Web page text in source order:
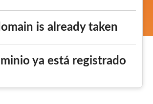
is already taken
ya está registrado